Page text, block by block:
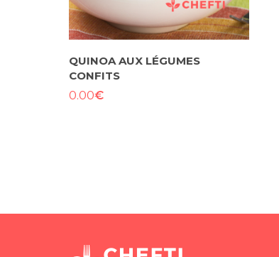
QUINOA AUX LÉGUMES
CONFITS
0.00€